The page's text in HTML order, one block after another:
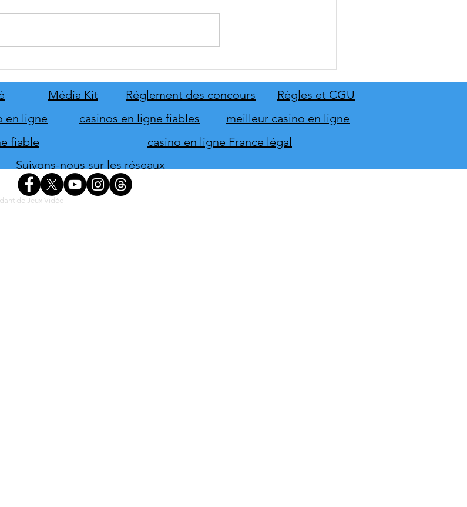
de son extension Homme
d'honneur
Média Kit Règles et CGU
Réglement des concours
meilleur casino en ligne
en ligne
casinos en ligne fiables
fiable
casino en ligne France légal
Suivons-nous sur les réseaux
de Jeux Vidéo